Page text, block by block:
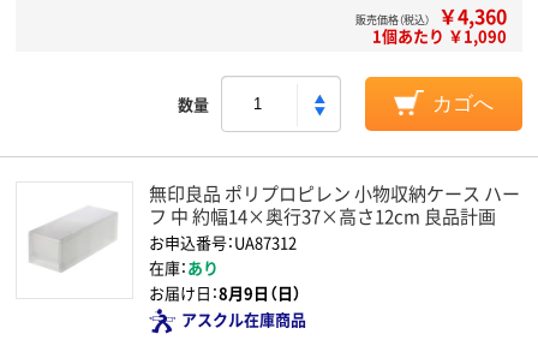
販売価格（税込） ￥4,360
1個あたり ￥1,090
数量 カゴへ
無印良品 ポリプロピレン 小物収納ケース ハー
フ 中 約幅14×奥行37×高さ12cm 良品計画
お申込番号：UA87312
在庫：あり
お届け日：8月9日（日）
アスクル在庫商品